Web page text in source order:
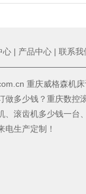
心 | 产品中心 | 联系我
重庆威格森机
做多少钱？重庆数控
、滚齿机多少钱一台
电生产定制！